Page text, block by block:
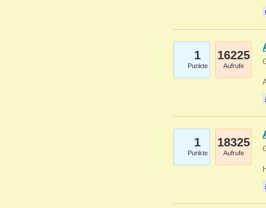
1
Punkte
16225
Aufrufe
1
Punkte
18325
Aufrufe